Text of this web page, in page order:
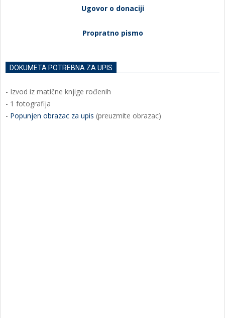
Ugovor o donaciji
Propratno pismo
DOKUMETA POTREBNA ZA UPIS
- Izvod iz matične knjige rođenih
- 1 fotografija
- Popunjen obrazac za upis (preuzmite obrazac)